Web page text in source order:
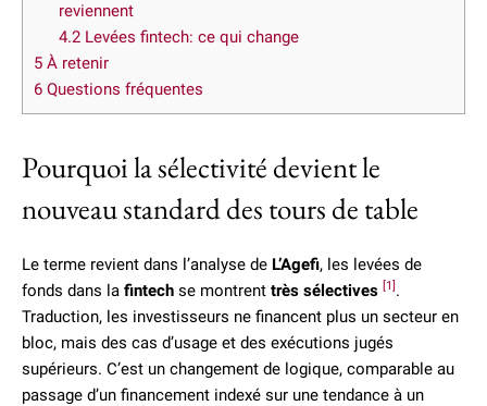
reviennent
4.2Levées fintech: ce qui change
5 À retenir
6 Questions fréquentes
Pourquoi la sélectivité devient le
nouveau standard des tours de table
Le terme revient dans l’analyse de L’Agefi, les levées de
fonds dans la fintech se montrent très sélectives [1] .
Traduction, les investisseurs ne financent plus un secteur en
bloc, mais des cas d’usage et des exécutions jugés
supérieurs. C’est un changement de logique, comparable au
passage d’un financement indexé sur une tendance à un